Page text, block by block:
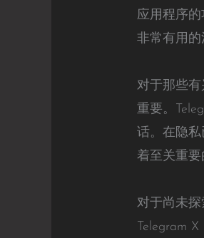
应用程序
非常有用的
对于那些
重要。
话。在隐
着至关重要
对于尚未探
Telegram